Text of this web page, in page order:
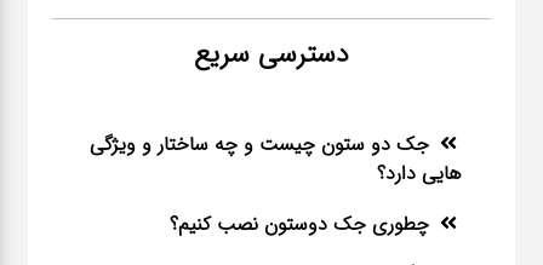
دسترسی سریع
جک دو ستون چیست و چه ساختار و ویژگی
هایی دارد؟
چطوری جک دوستون نصب کنیم؟